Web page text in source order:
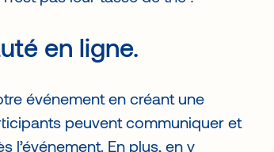
en ligne.
événement en créant une
peuvent communiquer et